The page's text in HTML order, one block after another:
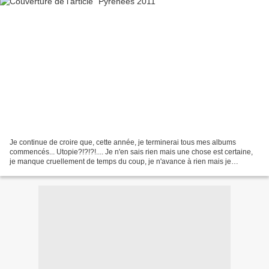
Je continue de croire que, cette année, je terminerai tous mes albums
commencés... Utopie?!?!?!.... Je n'en sais rien mais une chose est certaine,
je manque cruellement de temps du coup, je n'avance à rien mais je